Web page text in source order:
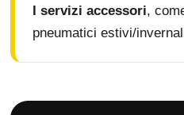
I servizi accessori,
pneumatici estivi/